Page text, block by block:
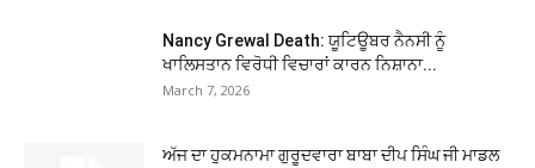
Nancy Grewal Death: ਯੂਟਿਊਬਰ ਨੈਨਸੀ ਨੂੰ
ਖਾਲਿਸਤਾਨ ਵਿਰੋਧੀ ਵਿਚਾਰਾਂ ਕਾਰਨ ਨਿਸ਼ਾਨਾ...
March 7, 2026
ਅੱਜ ਦਾ ਹੁਕਮਨਾਮਾ ਗੁਰੂਦਵਾਰਾ ਬਾਬਾ ਦੀਪ ਸਿੰਘ ਜੀ ਮਾਡਲ